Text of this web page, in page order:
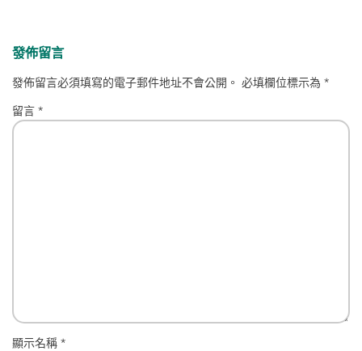
發佈留言
發佈留言必須填寫的電子郵件地址不會公開。 必填欄位標示為*
留言*
顯示名稱*